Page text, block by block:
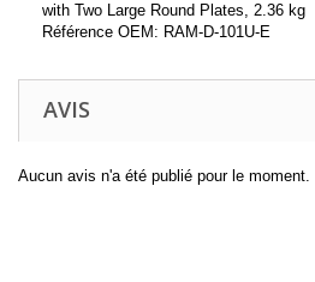
with Two Large Round Plates, 2.36 kg
Référence OEM: RAM-D-101U-E
AVIS
Aucun avis n'a été publié pour le moment.